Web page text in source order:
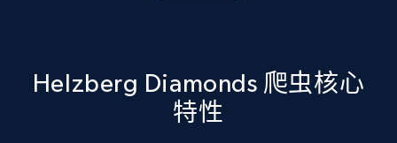
price, Currency, Availability, Reviews count, and
Helzberg Diamonds 爬虫核心
特性